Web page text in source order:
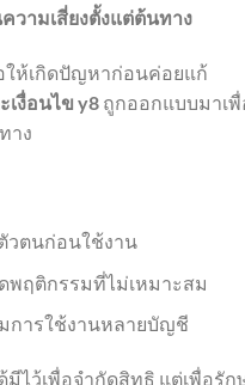
วามเสี่ยงตั้งแต่ต้นทาง
ให้เกิดปัญหาก่อนค่อยแก้
งื่อนไข y8 ถูกออกแบบมาเ
าง
วตนก่อนใช้งาน
พฤติกรรมที่ไม่เหมาะสม
การใช้งานหลายบัญชี
ไว้เพื่อจำกัดสิทธิ แต่เพื่อรั